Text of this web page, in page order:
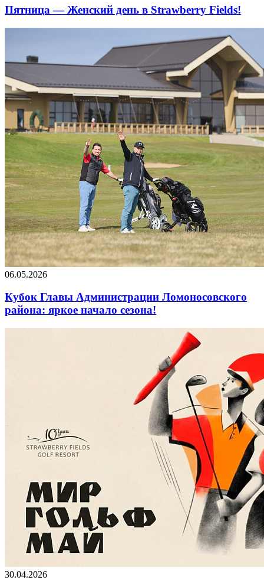
Пятница — Женский день в Strawberry Fields!
06.05.2026
Кубок Главы Администрации Ломоносовского
района: яркое начало сезона!
30.04.2026